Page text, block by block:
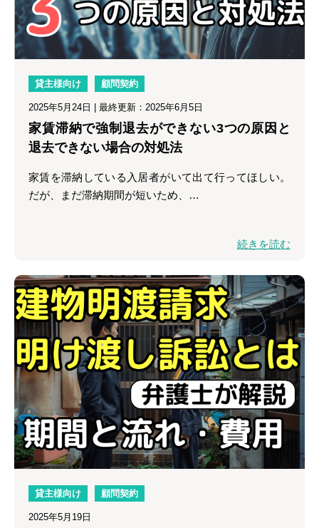
貸主様向け 顧問契約
2025年5月24日 | 最終更新：2025年6月5日
家賃滞納で強制退去ができない3つの原因と
退去できない場合の対処法
家賃を滞納している入居者がいて出て行ってほしい。
だが、まだ滞納期間が短いため、…
続きを読む
貸主様向け 顧問契約
2025年5月19日